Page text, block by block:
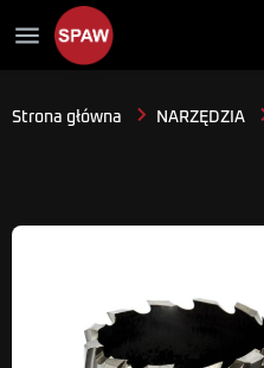
menu
Strona główna NARZĘDZIA